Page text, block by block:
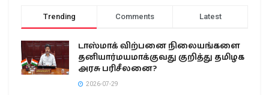
Trending Comments Latest
டாஸ்மாக் விற்பனை நிலையங்களை
தனியார்மயமாக்குவது குறித்து தமிழக
அரசு பரிசீலனை?
2026-07-29